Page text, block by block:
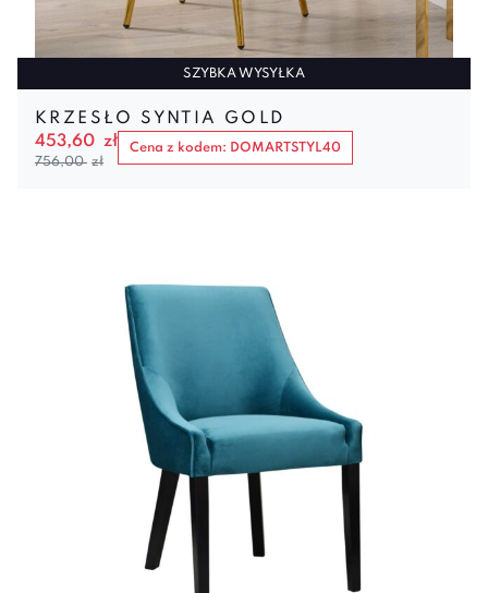
SZYBKA WYSYŁKA
KRZESŁO SYNTIA GOLD
453,60 zł
756,00 zł
Cena z kodem: DOMARTSTYL40